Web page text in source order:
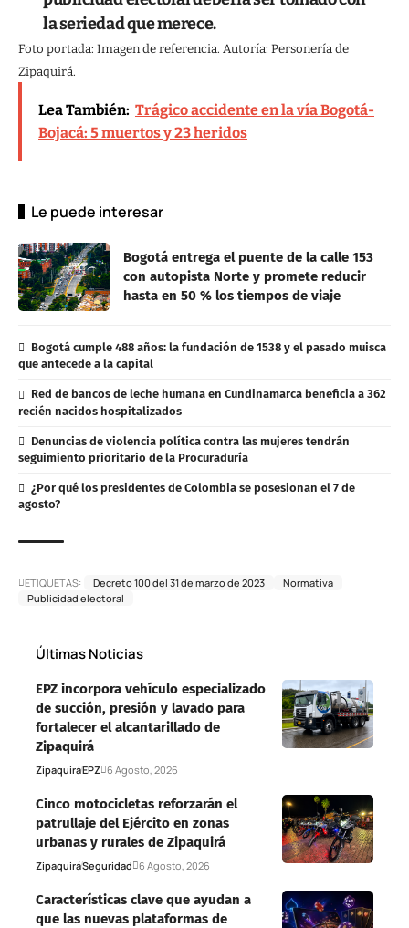
la seriedad que merece.
Foto portada: Imagen de referencia. Autoría: Personería de
Zipaquirá.
Lea También: Trágico accidente en la vía Bogotá-
Bojacá: 5 muertos y 23 heridos
Le puede interesar
Bogotá entrega el puente de la calle 153
con autopista Norte y promete reducir
hasta en 50 % los tiempos de viaje
Bogotá cumple 488 años: la fundación de 1538 y el pasado muisca
que antecede a la capital
Red de bancos de leche humana en Cundinamarca beneficia a 362
recién nacidos hospitalizados
Denuncias de violencia política contra las mujeres tendrán
seguimiento prioritario de la Procuraduría
¿Por qué los presidentes de Colombia se posesionan el 7 de
agosto?
ETIQUETAS: Decreto 100 del 31 de marzo de 2023
Normativa
Publicidad electoral
Últimas Noticias
EPZ incorpora vehículo especializado
de succión, presión y lavado para
fortalecer el alcantarillado de
Zipaquirá
ZipaquiráEPZ 6 Agosto, 2026
Cinco motocicletas reforzarán el
patrullaje del Ejército en zonas
urbanas y rurales de Zipaquirá
ZipaquiráSeguridad 6 Agosto, 2026
Características clave que ayudan a
que las nuevas plataformas de